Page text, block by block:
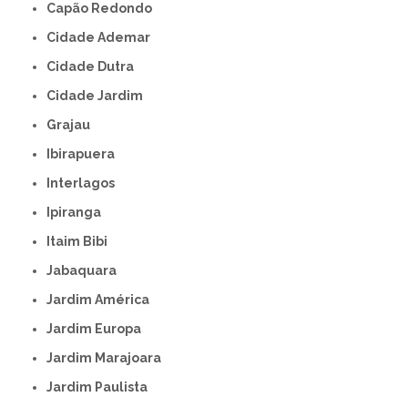
Capão Redondo
Cidade Ademar
Cidade Dutra
Cidade Jardim
Grajau
Ibirapuera
Interlagos
Ipiranga
Itaim Bibi
Jabaquara
Jardim América
Jardim Europa
Jardim Marajoara
Jardim Paulista